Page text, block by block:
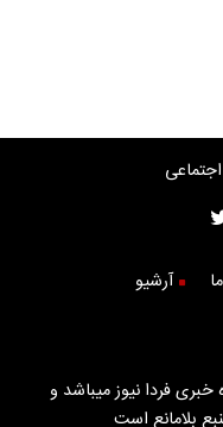
آرشیو
فردا نیوز میباشد و
بلامانع است